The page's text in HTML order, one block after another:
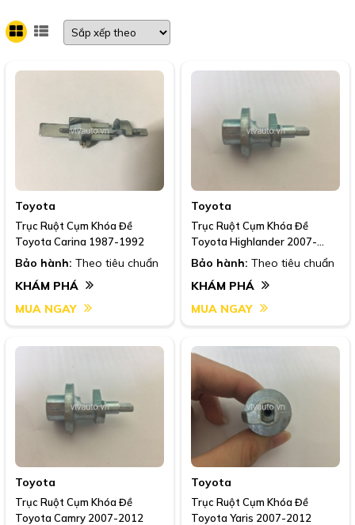
Toyota
Trục Ruột Cụm Khóa Đề
Toyota Carina 1987-1992
Bảo hành: Theo tiêu chuẩn
KHÁM PHÁ
MUA NGAY
Toyota
Trục Ruột Cụm Khóa Đề
Toyota Highlander 2007-
2013
Bảo hành: Theo tiêu chuẩn
KHÁM PHÁ
MUA NGAY
Toyota
Trục Ruột Cụm Khóa Đề
Toyota Camry 2007-2012
Toyota
Trục Ruột Cụm Khóa Đề
Toyota Yaris 2007-2012